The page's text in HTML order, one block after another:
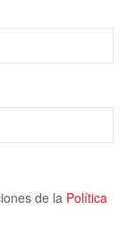
de la Política